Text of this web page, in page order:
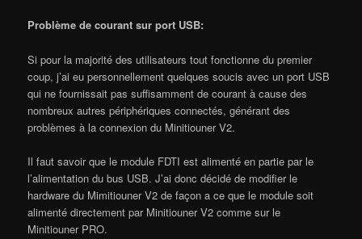
Problème de courant sur port USB:
Si pour la majorité des utilisateurs tout fonctionne du premier
coup, j’ai eu personnellement quelques soucis avec un port USB
qui ne fournissait pas suffisamment de courant à cause des
nombreux autres périphériques connectés, générant des
problèmes à la connexion du Minitiouner V2.
Il faut savoir que le module FDTI est alimenté en partie par le
l’alimentation du bus USB. J’ai donc décidé de modifier le
hardware du Mimitiouner V2 de façon a ce que le module soit
alimenté directement par Minitiouner V2 comme sur le
Minitiouner PRO.